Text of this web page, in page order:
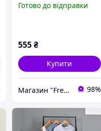
регульована
Готово до відправки
555 ₴
Купити
Магазин "Freedelivery" 98%